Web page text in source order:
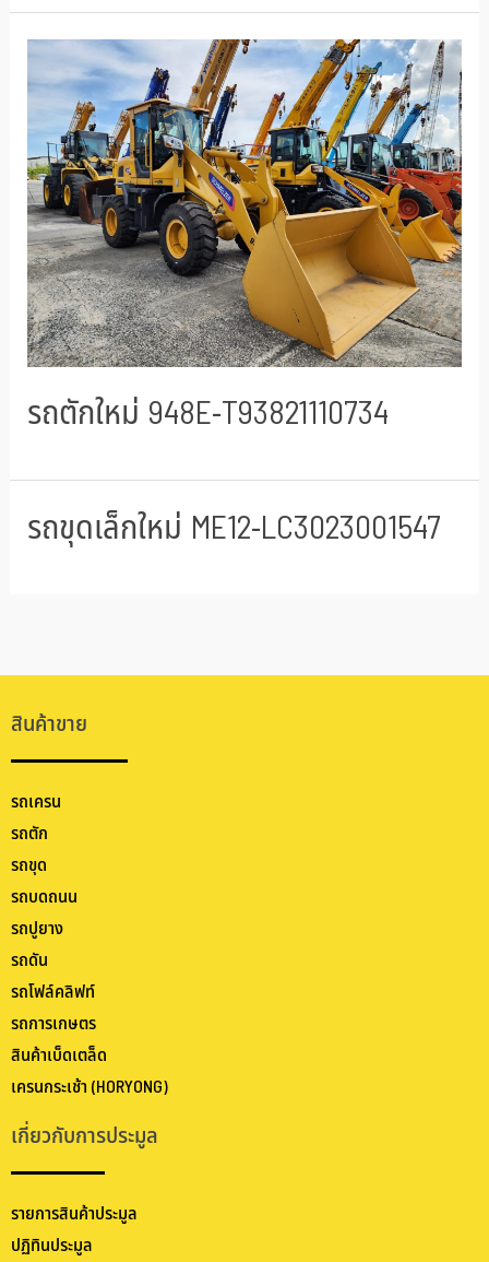
รถตักใหม่ 948E-T93821110734
รถขุดเล็กใหม่ ME12-LC3023001547
สินค้าขาย
รถเครน
รถตัก
รถขุด
รถบดถนน
รถปูยาง
รถดัน
รถโฟล์คลิฟท์
รถการเกษตร
สินค้าเบ็ดเตล็ด
เครนกระเช้า (HORYONG)
เกี่ยวกับการประมูล
รายการสินค้าประมูล
ปฏิทินประมูล